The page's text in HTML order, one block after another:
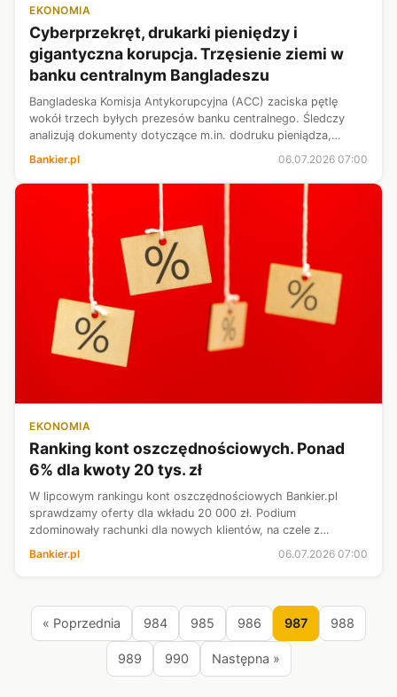
EKONOMIA
Cyberprzekręt, drukarki pieniędzy i
gigantyczna korupcja. Trzęsienie ziemi w
banku centralnym Bangladeszu
Bangladeska Komisja Antykorupcyjna (ACC) zaciska pętlę
wokół trzech byłych prezesów banku centralnego. Śledczy
analizują dokumenty dotyczące m.in. dodruku pieniądza,
cybernapadu na rezerwy walutowe z...
Bankier.pl 06.07.2026 07:00
EKONOMIA
Ranking kont oszczędnościowych. Ponad
6% dla kwoty 20 tys. zł
W lipcowym rankingu kont oszczędnościowych Bankier.pl
sprawdzamy oferty dla wkładu 20 000 zł. Podium
zdominowały rachunki dla nowych klientów, na czele z
czołówce całkowicie zrezygnował z limitó...
Bankier.pl 06.07.2026 07:00
« Poprzednia 984 985 986 987 988
989 990 Następna »